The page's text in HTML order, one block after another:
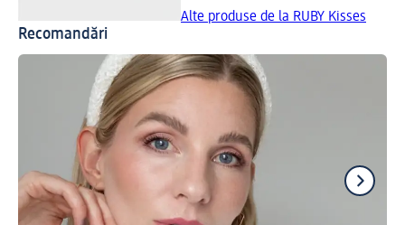
Alte produse de la RUBY Kisses
Recomandări